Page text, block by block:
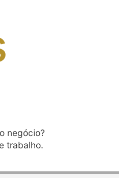
negócio?
trabalho.